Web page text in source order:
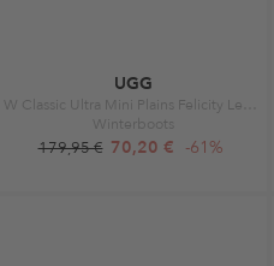
UGG
Winterboots
179,95 € 70,20 € -61%